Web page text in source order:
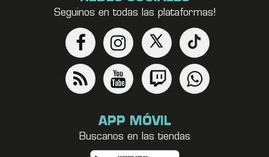
Seguinos en todas las plataformas!
APP MÓVIL
Buscanos en las tiendas